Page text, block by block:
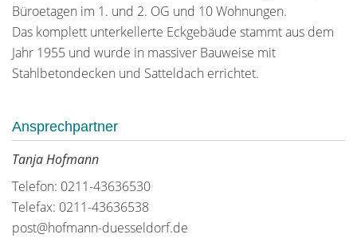
Büroetagen im 1. und 2. OG und 10 Wohnungen.
Das komplett unterkellerte Eckgebäude stammt aus dem
Jahr 1955 und wurde in massiver Bauweise mit
Stahlbetondecken und Satteldach errichtet.
Ansprechpartner
Tanja Hofmann
Telefon: 0211-43636530
Telefax: 0211-43636538
post@hofmann-duesseldorf.de